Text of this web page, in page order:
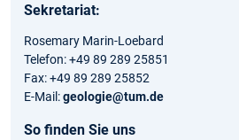
Sekretariat:
Rosemary Marin-Loebard
Telefon: +49 89 289 25851
Fax: +49 89 289 25852
E-Mail:geologie@tum.de
So finden Sie uns